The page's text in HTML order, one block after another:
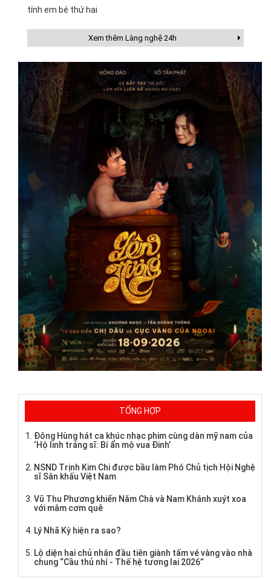
tính em bé thứ hai
Xem thêm Làng nghệ 24h
TỔNG HỢP
Đông Hùng hát ca khúc nhạc phim cùng dàn mỹ nam của
‘Hộ linh tráng sĩ: Bí ẩn mộ vua Đinh’
NSND Trịnh Kim Chi được bầu làm Phó Chủ tịch Hội Nghệ
sĩ Sân khấu Việt Nam
Vũ Thu Phương khiến Năm Chà và Nam Khánh xuýt xoa
với mâm cơm quê
Lý Nhã Kỳ hiện ra sao?
Lộ diện hai chủ nhân đầu tiên giành tấm vé vàng vào nhà
chung “Cầu thủ nhí - Thế hệ tương lai 2026”